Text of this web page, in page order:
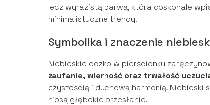
lecz wyrazistą barwą, która doskonale
minimalistyczne trendy.
Symbolika i znaczenie
Niebieskie oczko w pierścionku
zaufanie, wierność oraz trwałość
czystością i duchową harmonią.
niosą głębokie przesłanie.